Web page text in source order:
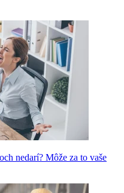
nedarí? Môže za to vaše